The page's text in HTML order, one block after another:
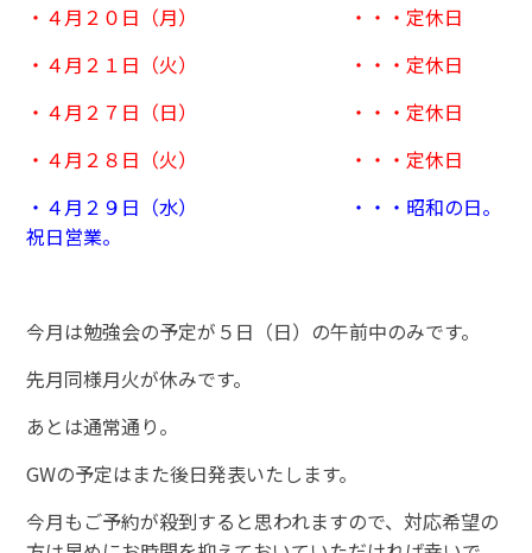
・４月２０日（月） ・・・定休日
・４月２１日（火） ・・・定休日
・４月２７日（日） ・・・定休日
・４月２８日（火） ・・・定休日
・４月２９日（水） ・・・昭和の日。
祝日営業。
今月は勉強会の予定が５日（日）の午前中のみです。
先月同様月火が休みです。
あとは通常通り。
GWの予定はまた後日発表いたします。
今月もご予約が殺到すると思われますので、対応希望の